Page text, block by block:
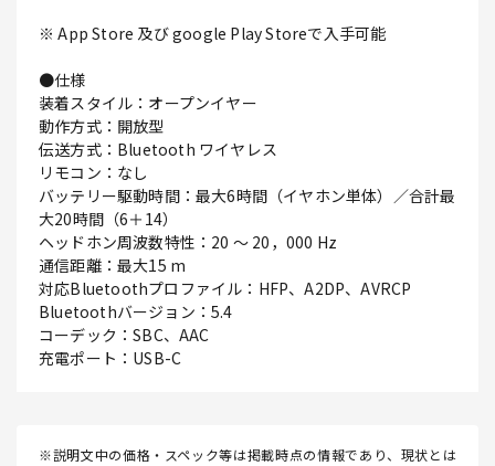
※ App Store 及び google Play Storeで入手可能
●仕様
装着スタイル：オープンイヤー
動作方式：開放型
伝送方式：Bluetooth ワイヤレス
リモコン：なし
バッテリー駆動時間：最大6時間（イヤホン単体）／合計最
大20時間（6＋14）
ヘッドホン周波数特性：20 ～ 20，000 Hz
通信距離：最大15 m
対応Bluetoothプロファイル：HFP、A2DP、AVRCP
Bluetoothバージョン：5.4
コーデック：SBC、AAC
充電ポート：USB-C
※説明文中の価格・スペック等は掲載時点の情報であり、現状とは